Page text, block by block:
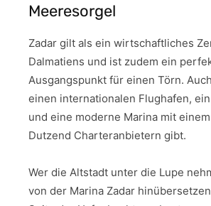
Meeresorgel
Zadar gilt als ein wirtschaftliches
Dalmatiens und ist zudem ein
Ausgangspunkt für einen Törn.
einen internationalen Flughafen,
und eine moderne Marina mit
Dutzend Charteranbietern gibt.
Wer die Altstadt unter die Lupe
von der Marina Zadar